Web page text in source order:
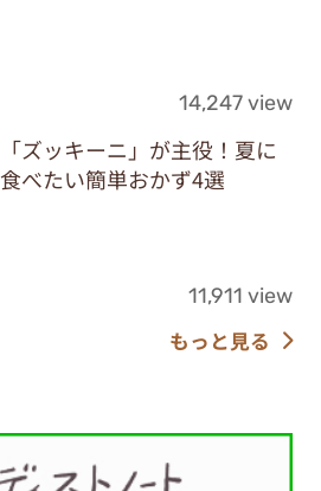
14,247 view
「ズッキーニ」が主役！夏に
食べたい簡単おかず4選
11,911 view
もっと見る